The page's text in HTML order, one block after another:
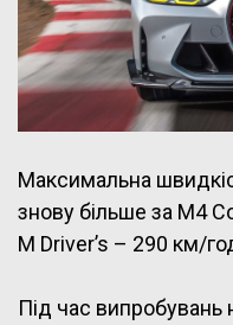
Максимальна
знову більше за M4
M Driver’s – 290 км/
Під час випробувань